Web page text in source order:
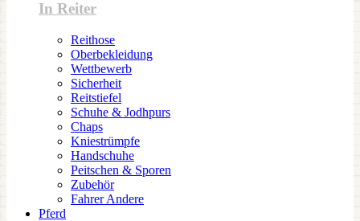
In Reiter
Reithose
Oberbekleidung
Wettbewerb
Sicherheit
Reitstiefel
Schuhe & Jodhpurs
Chaps
Kniestrümpfe
Handschuhe
Peitschen & Sporen
Zubehör
Fahrer Andere
Pferd